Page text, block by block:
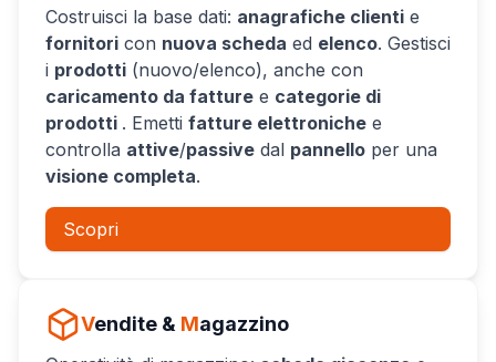
Costruisci la base dati: anagrafiche clienti e
fornitori con nuova scheda ed elenco. Gestisci
i prodotti (nuovo/elenco), anche con
caricamento da fatture e categorie di
prodotti . Emetti fatture elettroniche e
controlla attive/passive dal pannello per una
visione completa.
Scopri
Vendite & Magazzino